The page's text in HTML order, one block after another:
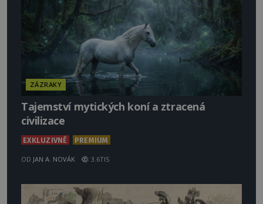
ZÁZRAKY
Tajemství mytických koní a ztracená
civilizace
EXKLUZIVNĚ PREMIUM
OD JAN A. NOVÁK 3.6TIS